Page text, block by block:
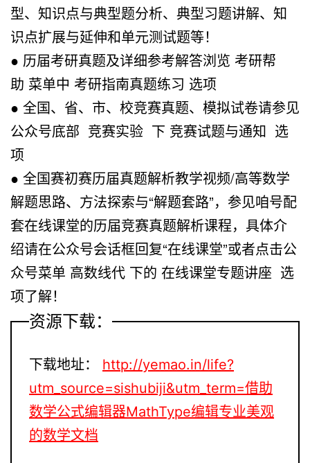
型、知识点与典型题分析、典型习题讲解、知
识点扩展与延伸和单元测试题等！
● 历届考研真题及详细参考解答浏览 考研帮
助 菜单中 考研指南真题练习 选项
● 全国、省、市、校竞赛真题、模拟试卷请参见
公众号底部 竞赛实验 下 竞赛试题与通知 选
项
● 全国赛初赛历届真题解析教学视频/高等数学
解题思路、方法探索与“解题套路”，参见咱号配
套在线课堂的历届竞赛真题解析课程，具体介
绍请在公众号会话框回复“在线课堂”或者点击公
众号菜单 高数线代 下的 在线课堂专题讲座 选
项了解！
资源下载：
下载地址：
http://yemao.in/life?
utm_source=sishubiji&utm_term=借助
数学公式编辑器MathType编辑专业美观
的数学文档